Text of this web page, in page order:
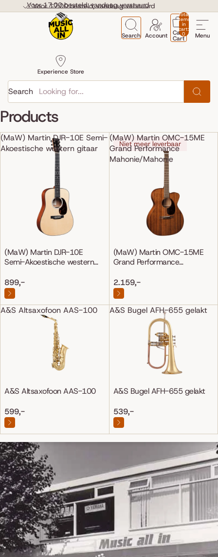
Voor 17:00 besteld, vandaag verstuurd
Voor 17:00 besteld, vandaag verstuurd
Menu
Search
Experience Store
Account
Total
items
in
cart:
0
Cart
Cart
Search
Products
(MaW) Martin DJR-10E Semi-
Akoestische western gitaar
(MaW) Martin DJR-10E
Semi-Akoestische western
899,-
(MaW) Martin OMC-15ME
Grand Performance
Mahonie/Mahonie
Niet meer leverbaar
(MaW) Martin OMC-15ME
Grand Performance
2.159,-
A&S Altsaxofoon AAS-100
A&S Altsaxofoon AAS-100
599,-
A&S Bugel AFH-655 gelakt
A&S Bugel AFH-655 gelakt
539,-